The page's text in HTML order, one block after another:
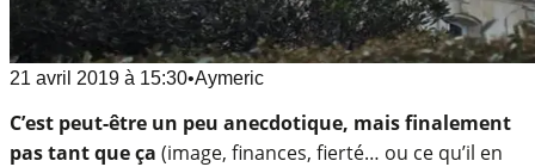
21 avril 2019 à 15:30•Aymeric
C’est peut-être un peu anecdotique, mais finalement
pas tant que ça (image, finances, fierté… ou ce qu’il en